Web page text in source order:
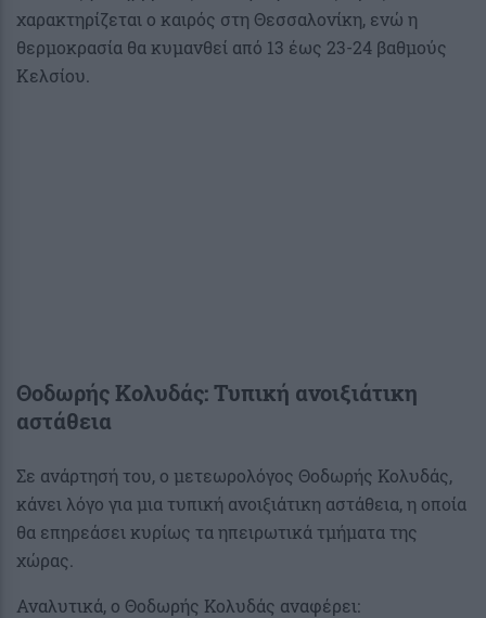
χαρακτηρίζεται ο καιρός στη Θεσσαλονίκη, ενώ η
θερμοκρασία θα κυμανθεί από 13 έως 23-24 βαθμούς
Κελσίου.
Θοδωρής Κολυδάς: Τυπική ανοιξιάτικη
αστάθεια
Σε ανάρτησή του, ο μετεωρολόγος Θοδωρής Κολυδάς,
κάνει λόγο για μια τυπική ανοιξιάτικη αστάθεια, η οποία
θα επηρεάσει κυρίως τα ηπειρωτικά τμήματα της
χώρας.
Αναλυτικά, ο Θοδωρής Κολυδάς αναφέρει: